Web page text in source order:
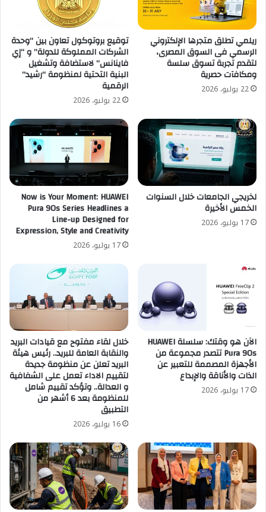
ريلمي تطلق متجرها الإلكتروني
الرسمي فى السوق المصرى،
لتقدم تجربة تسوق سلسة
ومكافآت حصرية
22 يوليو، 2026
توقيع بروتوكول تعاون بين “وحدة
الشركات المملوكة للدولة” و “إي
فاينانس” لاستضافة وتشغيل
البنية التحتية لمنظومة “رشيد”
الرقمية
22 يوليو، 2026
لخريجي الجامعات خلال السنوات
الخمس الأخيرة
17 يوليو، 2026
Now is Your Moment: HUAWEI
Pura 90s Series Headlines a
Line-up Designed for
Expression, Style and Creativity
17 يوليو، 2026
الآن هو وقتك: سلسلة HUAWEI
Pura 90s تتصدر مجموعة من
الأجهزة المصممة للتعبير عن
الذات والأناقة والإبداع
17 يوليو، 2026
خلال لقاء مفتوح مع قيادات البريد
والنقابة العامة للبريد.. رئيس هيئة
البريد تعلن عن منظومة جديدة
لتقييم الاداء تعمل على الشفافية
و العدالة.. وتؤكد تقييم شامل
للمنظومة بعد 6 أشهر من
التطبيق
16 يوليو، 2026